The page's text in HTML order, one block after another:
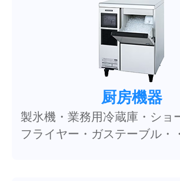
厨房機器
製氷機・業務用冷蔵庫・ショ
フライヤー・ガステーブル・